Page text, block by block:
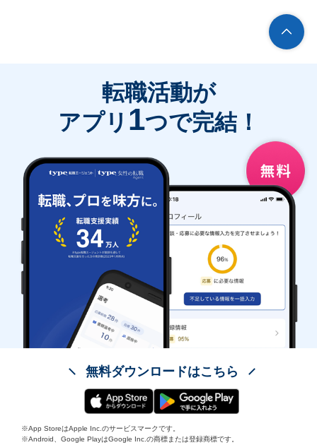
転職活動が
アプリ 1つで完結！
無料ダウンロードはこちら
※App StoreはApple Inc.のサービスマークです。
※Android、Google PlayはGoogle Inc.の商標または登録商標です。